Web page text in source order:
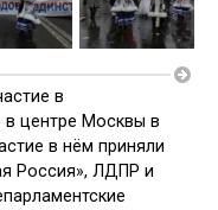
в
центре Москвы в
в нём приняли
Россия», ЛДПР и